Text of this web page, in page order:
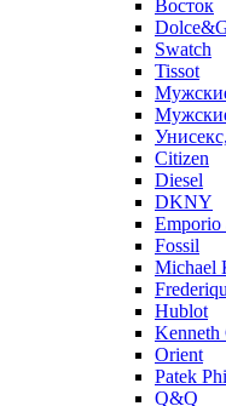
Восток
Swatch
Tissot
Citizen
Diesel
DKNY
Emporio
Fossil
Michael
Hublot
Kenneth
Orient
Patek
Q&Q